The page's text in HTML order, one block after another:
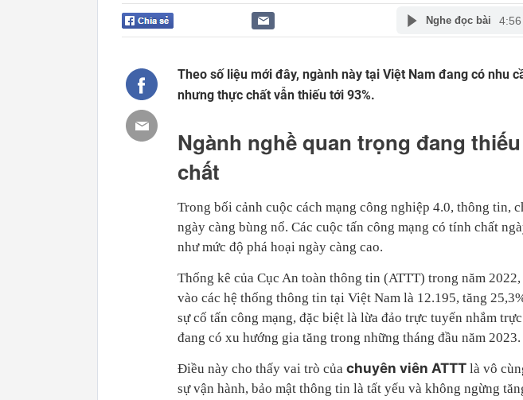
Nghe đọc bài 4:56
Theo số liệu mới đây, ngành này tại Việt Nam đang có nhu
nhưng thực chất vẫn thiếu tới 93%.
Ngành nghề quan trọng đang
chất
Trong bối cảnh cuộc cách mạng công nghiệp 4.0, thông tin,
ngày càng bùng nổ. Các cuộc tấn công mạng có tính chất
như mức độ phá hoại ngày càng cao.
Thống kê của Cục An toàn thông tin (ATTT) trong năm
vào các hệ thống thông tin tại Việt Nam là 12.195, tăng
sự cố tấn công mạng, đặc biệt là lừa đảo trực tuyến nhắm
đang có xu hướng gia tăng trong những tháng đầu năm 2023.
Điều này cho thấy vai trò của chuyên viên ATTT là vô
sự vận hành, bảo mật thông tin là tất yếu và không ngừng